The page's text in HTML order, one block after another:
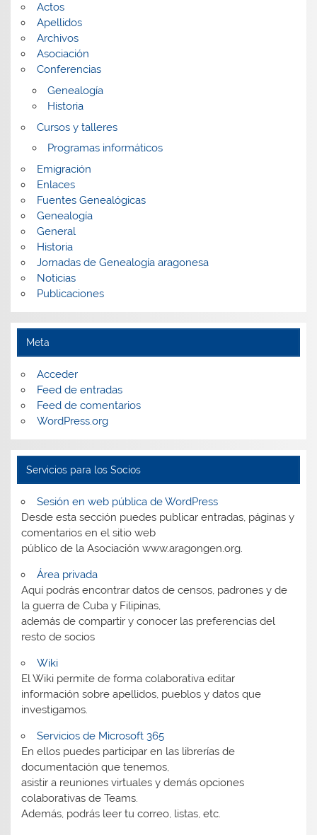
Actos
Apellidos
Archivos
Asociación
Conferencias
Genealogía
Historia
Cursos y talleres
Programas informáticos
Emigración
Enlaces
Fuentes Genealógicas
Genealogía
General
Historia
Jornadas de Genealogía aragonesa
Noticias
Publicaciones
Meta
Acceder
Feed de entradas
Feed de comentarios
WordPress.org
Servicios para los Socios
Sesión en web pública de WordPress
Desde esta sección puedes publicar entradas, páginas y
comentarios en el sitio web
público de la Asociación www.aragongen.org.
Área privada
Aquí podrás encontrar datos de censos, padrones y de
la guerra de Cuba y Filipinas,
además de compartir y conocer las preferencias del
resto de socios
Wiki
El Wiki permite de forma colaborativa editar
información sobre apellidos, pueblos y datos que
investigamos.
Servicios de Microsoft 365
En ellos puedes participar en las librerías de
documentación que tenemos,
asistir a reuniones virtuales y demás opciones
colaborativas de Teams.
Además, podrás leer tu correo, listas, etc.